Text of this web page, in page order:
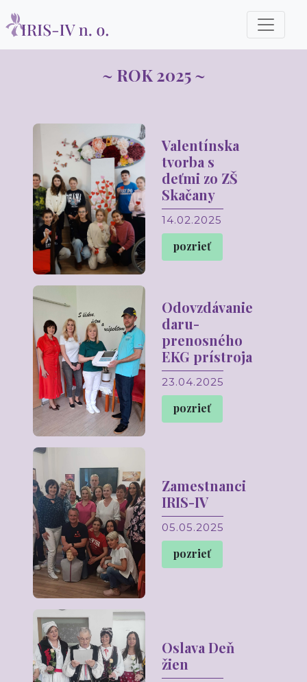
~ ROK 2025 ~
Valentínska
tvorba s
deťmi zo ZŠ
Skačany
14.02.2025
pozrieť
Odovzdávanie
daru-
prenosného
EKG prístroja
23.04.2025
pozrieť
Zamestnanci
IRIS-IV
05.05.2025
pozrieť
Oslava Deň
žien